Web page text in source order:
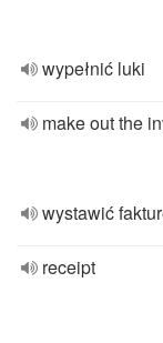
wypełnić luki
make out the
wystawić
receipt